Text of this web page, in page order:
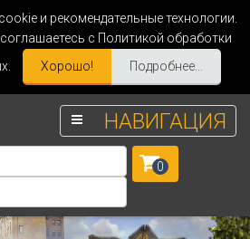
и рекомендательные технологии.
с Политикой обработки
Хорошо! Подробнее...
НАВИГАЦИЯ
0